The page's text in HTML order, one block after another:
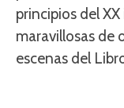
principios del
maravillosas de
escenas del